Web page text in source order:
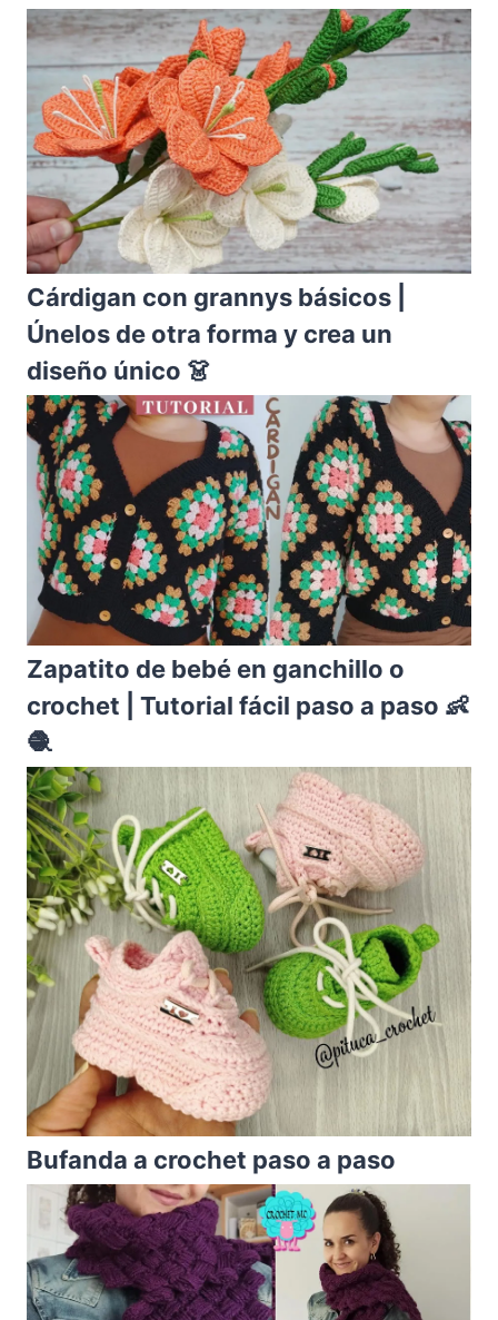
Cárdigan con grannys básicos |
Únelos de otra forma y crea un
diseño único 👗
Zapatito de bebé en ganchillo o
crochet | Tutorial fácil paso a paso 👶
🧶
Bufanda a crochet paso a paso